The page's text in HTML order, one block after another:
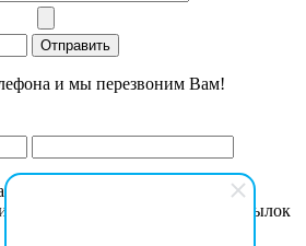
и мы перезвоним Вам!
с "
даю согласие на получение рассылок